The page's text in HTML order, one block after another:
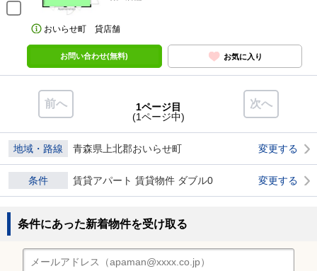
おいらせ町 貸店舗
お問い合わせ(無料) お気に入り
前へ 次へ
1ページ目
(1ページ中)
地域・路線 青森県上北郡おいらせ町 変更する
条件 賃貸アパート 賃貸物件 ダブル0 変更する
条件にあった新着物件を受け取る